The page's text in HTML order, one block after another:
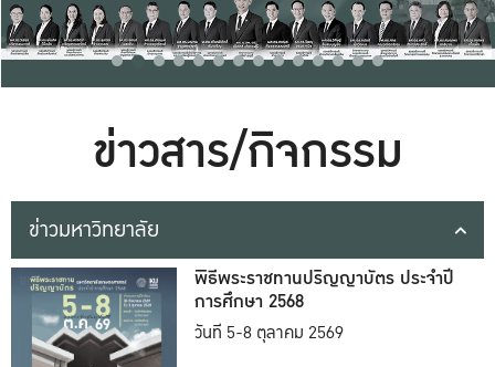
ข่าวสาร/กิจกรรม
ข่าวมหาวิทยาลัย
พิธีพระราชทานปริญญาบัตร ประจำปี
การศึกษา 2568
วันที่ 5-8 ตุลาคม 2569